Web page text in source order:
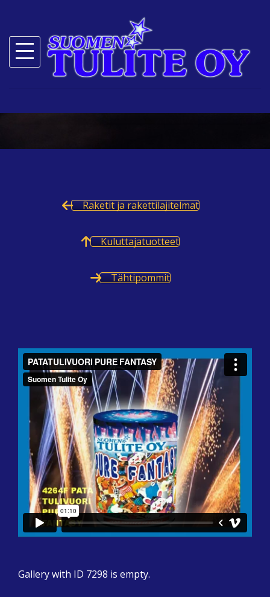
content
Raketit ja rakettilajitelmat
Kuluttajatuotteet
Tähtipommit
Gallery with ID 7298 is empty.